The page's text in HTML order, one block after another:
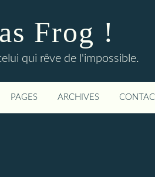
Frog !
qui rêve de l'impossible.
PAGES ARCHIVES